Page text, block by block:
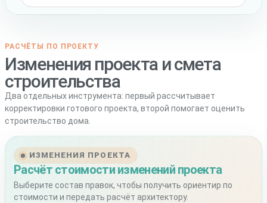
РАСЧЁТЫ ПО ПРОЕКТУ
Изменения проекта и смета
строительства
Два отдельных инструмента: первый рассчитывает
корректировки готового проекта, второй помогает оценить
строительство дома.
ИЗМЕНЕНИЯ ПРОЕКТА
Расчёт стоимости изменений проекта
Выберите состав правок, чтобы получить ориентир по
стоимости и передать расчёт архитектору.